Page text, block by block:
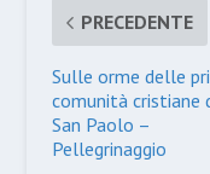
PRECEDENTE
Sulle orme delle
comunità cristiane
San Paolo –
Pellegrinaggio